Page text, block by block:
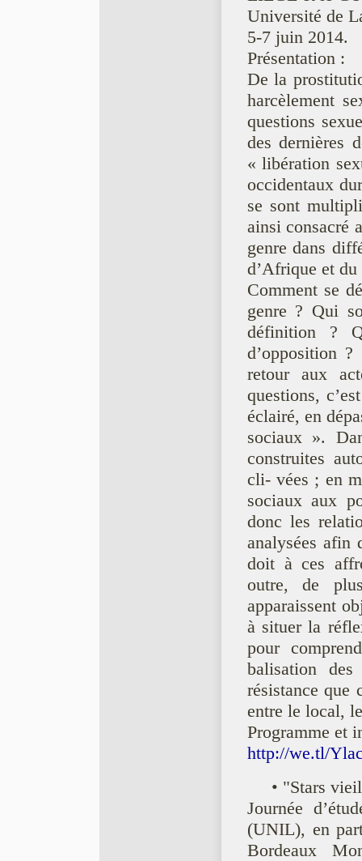
Université de
5-7 juin 2014.
Présentation :
De la
harcèlement
questions
des dernières
« libération
occidentaux
se sont
ainsi consacré
genre dans
d’Afrique et
Comment se
genre ? Qui
définition ?
d’opposition
retour aux
questions,
éclairé, en
sociaux ».
construites
cli- vées ; en
sociaux aux
donc les
analysées afin
doit à ces
outre, de
apparaissent
à situer la
pour
balisation
résistance que
entre le local,
Programme et
http://we.tl/
• "Stars
Journée
(UNIL), en
Bordeaux